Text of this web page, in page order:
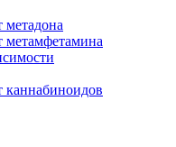
метадона
метамфетамина
каннабиноидов